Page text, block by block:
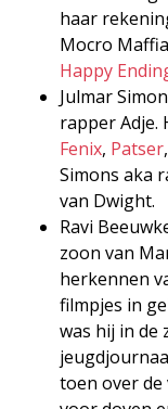
haar
Mocro
Happy
Julmar
rapper Adje.
Fenix, Patser
Simons aka
van Dwight.
Ravi
zoon van
herkennen
filmpjes in
was hij in de
toen over de